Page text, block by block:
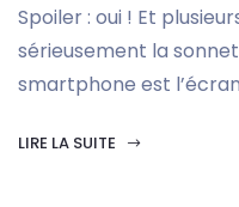
Spoiler : oui ! Et
sérieusement la
smartphone est
LIRE LA SUITE